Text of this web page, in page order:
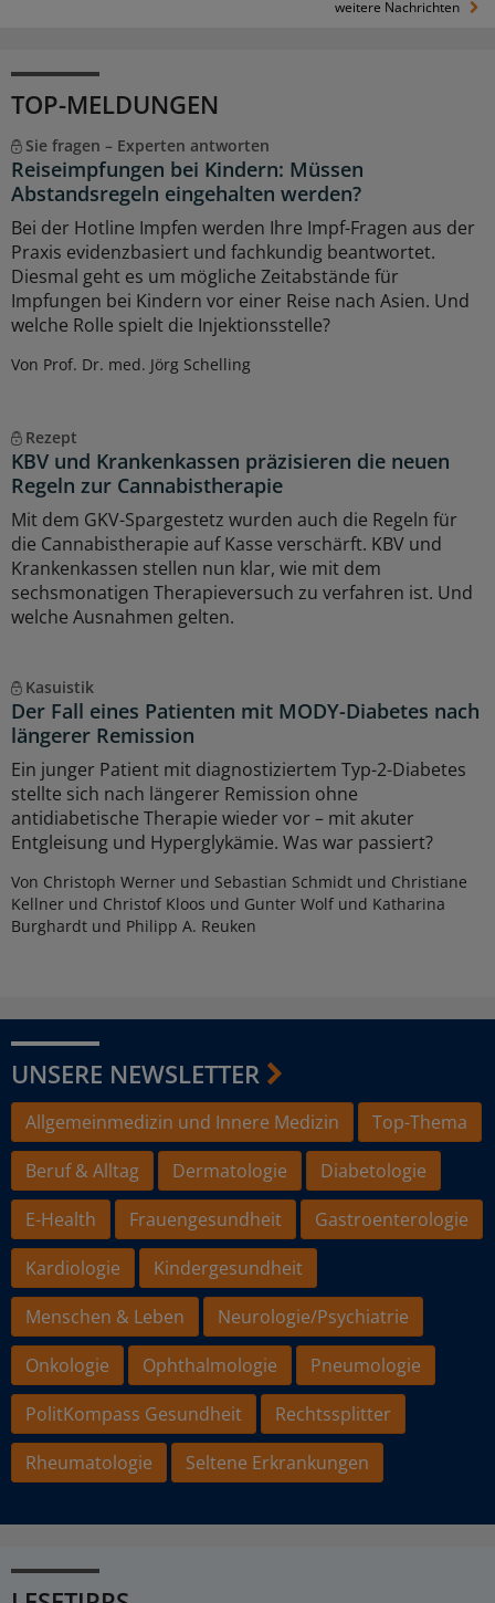
weitere Nachrichten
TOP-MELDUNGEN
Sie fragen – Experten antworten
Reiseimpfungen bei Kindern: Müssen
Abstandsregeln eingehalten werden?
Bei der Hotline Impfen werden Ihre Impf-Fragen aus der
Praxis evidenzbasiert und fachkundig beantwortet.
Diesmal geht es um mögliche Zeitabstände für
Impfungen bei Kindern vor einer Reise nach Asien. Und
welche Rolle spielt die Injektionsstelle?
Von Prof. Dr. med. Jörg Schelling
Rezept
KBV und Krankenkassen präzisieren die neuen
Regeln zur Cannabistherapie
Mit dem GKV-Spargestetz wurden auch die Regeln für
die Cannabistherapie auf Kasse verschärft. KBV und
Krankenkassen stellen nun klar, wie mit dem
sechsmonatigen Therapieversuch zu verfahren ist. Und
welche Ausnahmen gelten.
Kasuistik
Der Fall eines Patienten mit MODY-Diabetes nach
längerer Remission
Ein junger Patient mit diagnostiziertem Typ-2-Diabetes
stellte sich nach längerer Remission ohne
antidiabetische Therapie wieder vor – mit akuter
Entgleisung und Hyperglykämie. Was war passiert?
Von Christoph Werner und Sebastian Schmidt und Christiane
Kellner und Christof Kloos und Gunter Wolf und Katharina
Burghardt und Philipp A. Reuken
UNSERE NEWSLETTER
Allgemeinmedizin und Innere Medizin
Top-Thema
Beruf & Alltag
Dermatologie
Diabetologie
E-Health
Frauengesundheit
Gastroenterologie
Kardiologie
Kindergesundheit
Menschen & Leben
Neurologie/Psychiatrie
Onkologie
Ophthalmologie
Pneumologie
PolitKompass Gesundheit
Rechtssplitter
Rheumatologie
Seltene Erkrankungen